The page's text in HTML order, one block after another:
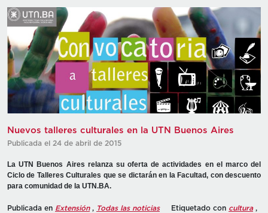
Publicada el 24 de abril de 2015
La UTN Buenos Aires relanza su oferta de actividades en el marco del
Ciclo de Talleres Culturales que se dictarán en la Facultad, con descuento
para comunidad de la UTN.BA.
Publicada en Extensión, Todas las noticias Etiquetado con cultura,